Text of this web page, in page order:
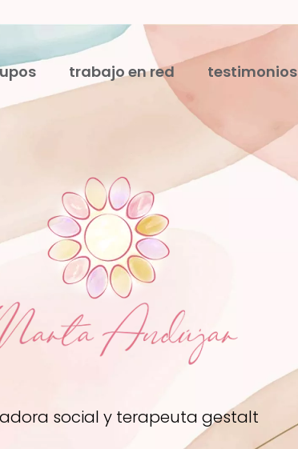
trabajo en red testimonios
social y terapeuta gestalt